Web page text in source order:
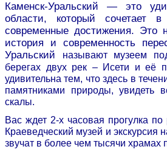
Каменск-Уральский — это
области, который сочетает
современные достижения. Это
история и современность
Уральский
называют музеем
берегах двух рек – Исети и её
удивительна тем, что здесь в
памятниками природы, увидеть
скалы.
Вас ждет 2-х часовая прогулка
Краеведческий музей и
звучат в более чем тысячи храмах